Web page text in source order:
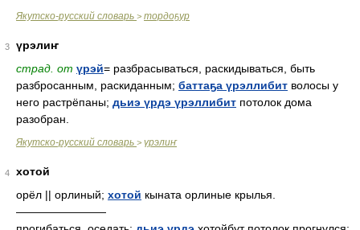
Якутско-русский словарь > тордоҕур
3
үрэлиҥ
страд. от үрэй= разбрасываться, раскидываться, быть
разбросанным, раскиданным; баттаҕа үрэллибит волосы у
него растрёпаны; дьиэ үрдэ үрэллибит потолок дома
разобран.
Якутско-русский словарь > үрэлиҥ
4
хотой
орёл || орлиный; хотой кыната орлиные крылья.
————————